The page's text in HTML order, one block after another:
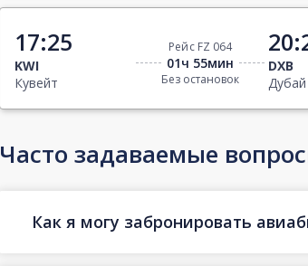
17:25
KWI
Кувейт
Рейс FZ 064
01ч 55мин
Без остановок
DXB
Дубай
Часто задаваемые
Как я могу забронировать